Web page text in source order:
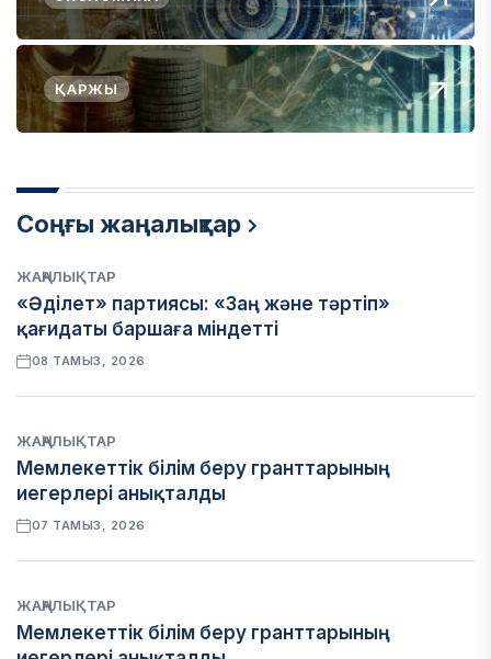
ҚАРЖЫ
Соңғы жаңалықтар
ЖАҢАЛЫҚТАР
«Әділет» партиясы: «Заң және тәртіп»
қағидаты баршаға міндетті
08 ТАМЫЗ, 2026
ЖАҢАЛЫҚТАР
Мемлекеттік білім беру гранттарының
иегерлері анықталды
07 ТАМЫЗ, 2026
ЖАҢАЛЫҚТАР
Мемлекеттік білім беру гранттарының